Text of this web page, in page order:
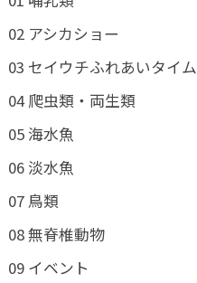
02 アシカショー
03 セイウチふれあいタイム
04 爬虫類・両生類
05 海水魚
06 淡水魚
07 鳥類
08 無脊椎動物
09 イベント